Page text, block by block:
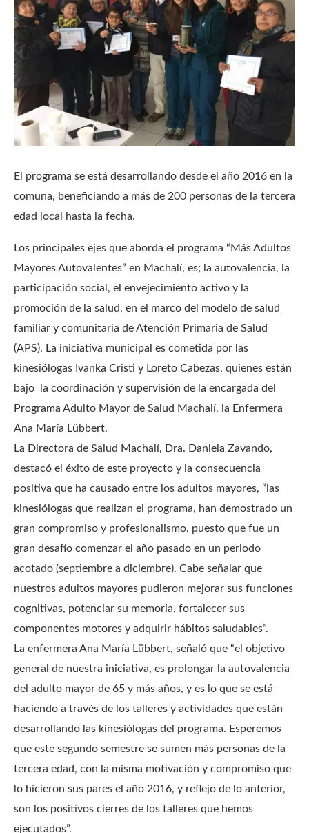
El programa se está desarrollando desde el año 2016 en la
comuna, beneficiando a más de 200 personas de la tercera
edad local hasta la fecha.
Los principales ejes que aborda el programa “Más Adultos
Mayores Autovalentes” en Machalí, es; la autovalencia, la
participación social, el envejecimiento activo y la
promoción de la salud, en el marco del modelo de salud
familiar y comunitaria de Atención Primaria de Salud
(APS). La iniciativa municipal es cometida por las
kinesiólogas Ivanka Cristi y Loreto Cabezas, quienes están
bajo la coordinación y supervisión de la encargada del
Programa Adulto Mayor de Salud Machalí, la Enfermera
Ana María Lübbert.
La Directora de Salud Machalí, Dra. Daniela Zavando,
destacó el éxito de este proyecto y la consecuencia
positiva que ha causado entre los adultos mayores, “las
kinesiólogas que realizan el programa, han demostrado un
gran compromiso y profesionalismo, puesto que fue un
gran desafío comenzar el año pasado en un periodo
acotado (septiembre a diciembre). Cabe señalar que
nuestros adultos mayores pudieron mejorar sus funciones
cognitivas, potenciar su memoria, fortalecer sus
componentes motores y adquirir hábitos saludables”.
La enfermera Ana María Lübbert, señaló que “el objetivo
general de nuestra iniciativa, es prolongar la autovalencia
del adulto mayor de 65 y más años, y es lo que se está
haciendo a través de los talleres y actividades que están
desarrollando las kinesiólogas del programa. Esperemos
que este segundo semestre se sumen más personas de la
tercera edad, con la misma motivación y compromiso que
lo hicieron sus pares el año 2016, y reflejo de lo anterior,
son los positivos cierres de los talleres que hemos
ejecutados”.